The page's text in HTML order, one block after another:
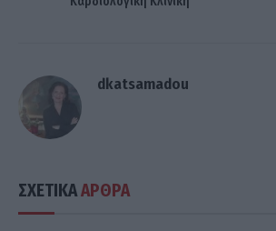
dkatsamadou
ΣΧΕΤΙΚΑΑΡΘΡΑ